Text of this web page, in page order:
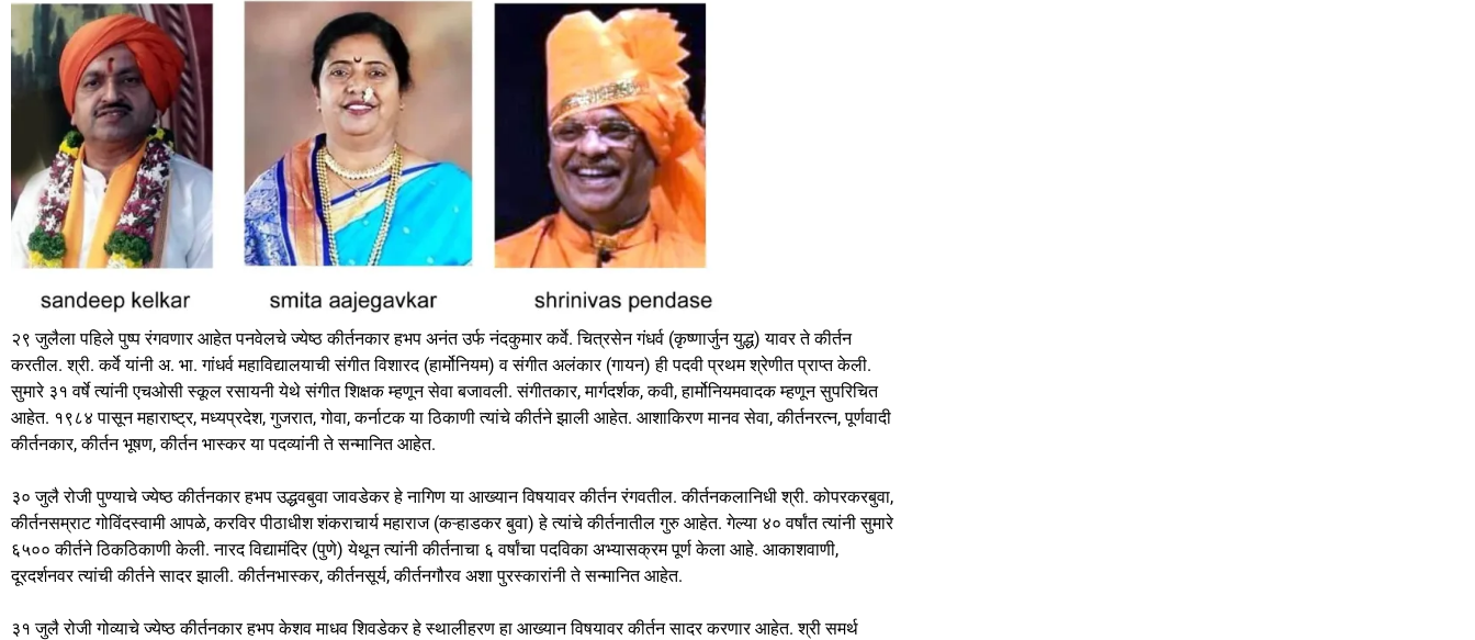
२९ जुलैला पहिले पुष्प रंगवणार आहेत पनवेलचे ज्येष्ठ कीर्तनकार हभप अनंत उर्फ नंदकुमार कर्वे. चित्रसेन गंधर्व (कृष्णार्जुन युद्ध) यावर ते कीर्तन
करतील. श्री. कर्वे यांनी अ. भा. गांधर्व महाविद्यालयाची संगीत विशारद (हार्मोनियम) व संगीत अलंकार (गायन) ही पदवी प्रथम श्रेणीत प्राप्त केली.
सुमारे ३१ वर्षे त्यांनी एचओसी स्कूल रसायनी येथे संगीत शिक्षक म्हणून सेवा बजावली. संगीतकार, मार्गदर्शक, कवी, हार्मोनियमवादक म्हणून सुपरिचित
आहेत. १९८४ पासून महाराष्ट्र, मध्यप्रदेश, गुजरात, गोवा, कर्नाटक या ठिकाणी त्यांचे कीर्तने झाली आहेत. आशाकिरण मानव सेवा, कीर्तनरत्न, पूर्णवादी
कीर्तनकार, कीर्तन भूषण, कीर्तन भास्कर या पदव्यांनी ते सन्मानित आहेत.
३० जुलै रोजी पुण्याचे ज्येष्ठ कीर्तनकार हभप उद्धवबुवा जावडेकर हे नागिण या आख्यान विषयावर कीर्तन रंगवतील. कीर्तनकलानिधी श्री. कोपरकरबुवा,
कीर्तनसम्राट गोविंदस्वामी आपळे, करविर पीठाधीश शंकराचार्य महाराज (कऱ्हाडकर बुवा) हे त्यांचे कीर्तनातील गुरु आहेत. गेल्या ४० वर्षांत त्यांनी सुमारे
६५०० कीर्तने ठिकठिकाणी केली. नारद विद्यामंदिर (पुणे) येथून त्यांनी कीर्तनाचा ६ वर्षांचा पदविका अभ्यासक्रम पूर्ण केला आहे. आकाशवाणी,
दूरदर्शनवर त्यांची कीर्तने सादर झाली. कीर्तनभास्कर, कीर्तनसूर्य, कीर्तनगौरव अशा पुरस्कारांनी ते सन्मानित आहेत.
३१ जुलै रोजी गोव्याचे ज्येष्ठ कीर्तनकार हभप केशव माधव शिवडेकर हे स्थालीहरण हा आख्यान विषयावर कीर्तन सादर करणार आहेत. श्री समर्थ